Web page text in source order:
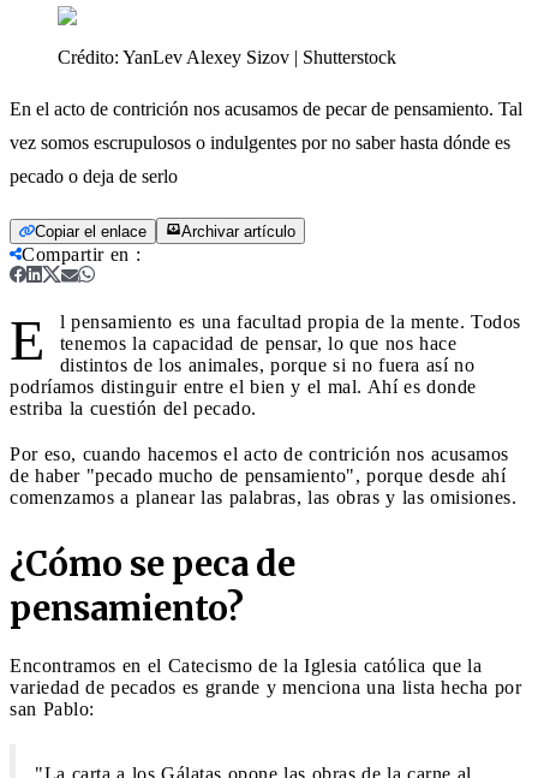
Crédito: YanLev Alexey Sizov | Shutterstock
En el acto de contrición nos acusamos de pecar de pensamiento. Tal
vez somos escrupulosos o indulgentes por no saber hasta dónde es
pecado o deja de serlo
Copiar el enlace Archivar artículo
Compartir en :
E
l pensamiento es una facultad propia de la mente. Todos
tenemos la capacidad de pensar, lo que nos hace
distintos de los animales, porque si no fuera así no
podríamos distinguir entre el bien y el mal. Ahí es donde
estriba la cuestión del pecado.
Por eso, cuando hacemos el acto de contrición nos acusamos
de haber "pecado mucho de pensamiento", porque desde ahí
comenzamos a planear las palabras, las obras y las omisiones.
¿Cómo se peca de
pensamiento?
Encontramos en el Catecismo de la Iglesia católica que la
variedad de pecados es grande y menciona una lista hecha por
san Pablo:
"La carta a los Gálatas opone las obras de la carne al